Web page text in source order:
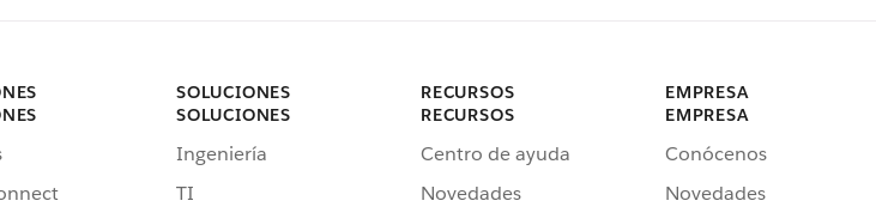
SOLUCIONES
SOLUCIONES
Ingeniería
TI
RECURSOS
RECURSOS
Centro de ayuda
Novedades
EMPRESA
EMPRESA
Conócenos
Novedades